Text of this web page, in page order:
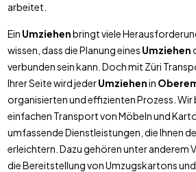
arbeitet.
Ein Umziehenbringt viele
wissen, dass die Planung eines Umziehen
verbunden sein kann. Doch mit Züri
Ihrer Seite wird jederUmziehenin
organisierten und effizienten Prozess. Wir
einfachen Transport von Möbeln und
umfassende Dienstleistungen, die Ihnen
erleichtern. Dazu gehören unter anderem
die Bereitstellung von Umzugskartons